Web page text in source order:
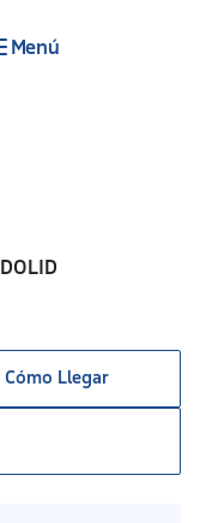
Menú
Cómo Llegar